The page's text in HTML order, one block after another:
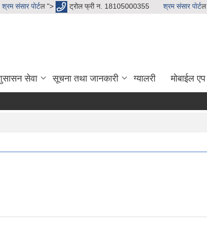
श्रम संसार पाेर्टल "> ट्रोल फ्री न. 18105000355 श्रम संसार पाेर्टल
सेवा सूचना तथा जानकारी ग्यालरी मोबाईल एप